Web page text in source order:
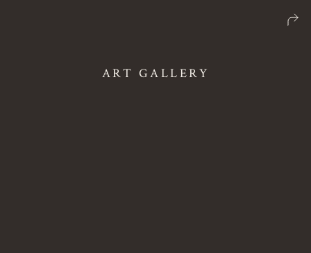
ART GALLERY